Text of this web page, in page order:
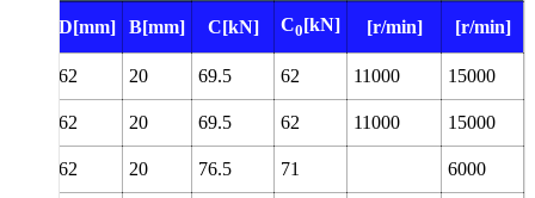
Designation
Design
Sealing solution
D[mm] B[mm] C[kN] C0[kN] [r/min] [r/min]
62 20 69.5 62 11000 15000
62 20 69.5 62 11000 15000
62 20 76.5 71 6000